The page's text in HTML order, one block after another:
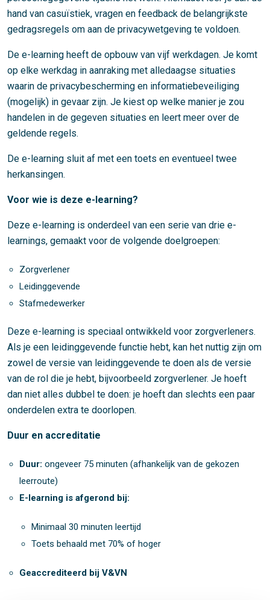
hand van casuïstiek, vragen en feedback de belangrijkste
gedragsregels om aan de privacywetgeving te voldoen.
De e-learning heeft de opbouw van vijf werkdagen. Je komt
op elke werkdag in aanraking met alledaagse situaties
waarin de privacybescherming en informatiebeveiliging
(mogelijk) in gevaar zijn. Je kiest op welke manier je zou
handelen in de gegeven situaties en leert meer over de
geldende regels.
De e-learning sluit af met een toets en eventueel twee
herkansingen.
Voor wie is deze e-learning?
Deze e-learning is onderdeel van een serie van drie e-
learnings, gemaakt voor de volgende doelgroepen:
Zorgverlener
Leidinggevende
Stafmedewerker
Deze e-learning is speciaal ontwikkeld voor zorgverleners.
Als je een leidinggevende functie hebt, kan het nuttig zijn om
zowel de versie van leidinggevende te doen als de versie
van de rol die je hebt, bijvoorbeeld zorgverlener. Je hoeft
dan niet alles dubbel te doen: je hoeft dan slechts een paar
onderdelen extra te doorlopen.
Duur en accreditatie
Duur: ongeveer 75 minuten (afhankelijk van de gekozen
leerroute)
E-learning is afgerond bij:
Minimaal 30 minuten leertijd
Toets behaald met 70% of hoger
Geaccrediteerd bij V&VN